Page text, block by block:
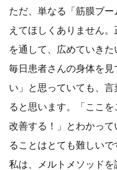
ただ、単なる「筋膜ブ
えてほしくありません
を通して、広めていきた
毎日患者さんの身体を
い」と思っていても、
ると思います。「ここ
改善する！」とわかっ
ることはとても難しいで
私は、メルトメソッド